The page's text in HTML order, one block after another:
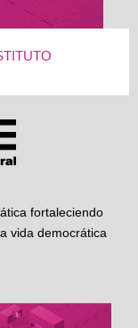
fortaleciendo
vida democrática